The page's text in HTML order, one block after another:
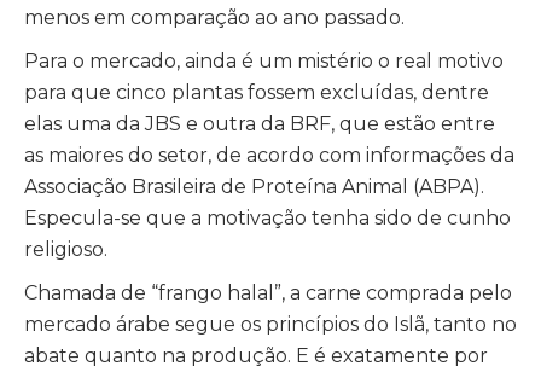
menos em comparação ao ano passado.
Para o mercado, ainda é um mistério o real motivo
para que cinco plantas fossem excluídas, dentre
elas uma da JBS e outra da BRF, que estão entre
as maiores do setor, de acordo com informações da
Associação Brasileira de Proteína Animal (ABPA).
Especula-se que a motivação tenha sido de cunho
religioso.
Chamada de “frango halal”, a carne comprada pelo
mercado árabe segue os princípios do Islã, tanto no
abate quanto na produção. E é exatamente por